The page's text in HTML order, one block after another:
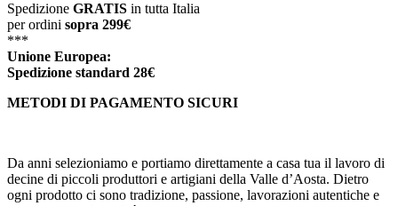
Spedizione GRATIS in tutta Italia
per ordini sopra 299€
***
Unione Europea:
Spedizione standard 28€
METODI DI PAGAMENTO SICURI
Da anni selezioniamo e portiamo direttamente a casa tua il lavoro di
decine di piccoli produttori e artigiani della Valle d’Aosta. Dietro
ogni prodotto ci sono tradizione, passione, lavorazioni autentiche e